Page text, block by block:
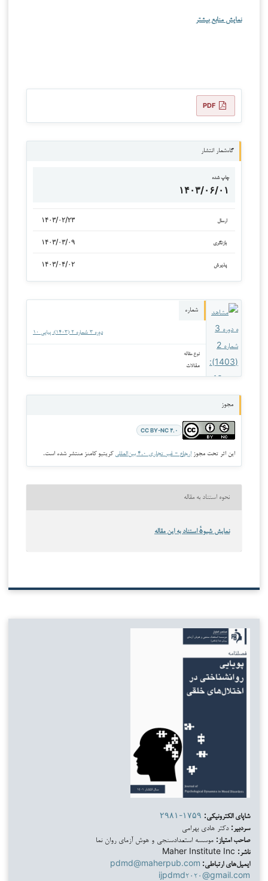
نمایش منابع بیشتر
PDF
گاه‌شمار انتشار
چاپ شده
۱۴۰۳/۰۶/۰۱
ارسال ۱۴۰۳/۰۲/۲۳
بازنگری ۱۴۰۳/۰۳/۰۹
پذیرش ۱۴۰۳/۰۴/۰۲
شماره
دوره ۳ شماره ۲ (۱۴۰۳): پیاپی ۱۰
نوع مقاله
مقالات
مجوز
CC BY-NC ۴.۰
این اثر تحت مجوز ارجاع - غیر تجاری ۴.۰ بین‌المللی کریتیو کامنز منتشر شده است.
نحوه استناد به مقاله
نمایش شیوهٔ استناد به این مقاله
شاپای الکترونیکی: ۲۹۸۱-۱۷۵۹
سردبیر: دکتر هادی بهرامی
صاحب امتیاز: موسسه استعدادسنجی و هوش آزمای روان نما
ناشر:
ایمیل‌های ارتباطی: pdmd@maherpub.com
ijpdmd۲۰۲۰@gmail.com